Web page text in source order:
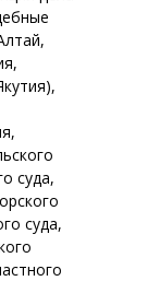
суда,
суда,